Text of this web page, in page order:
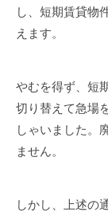
し、短期賃貸物
えます。
やむを得ず、短
切り替えて急場
しゃいました。
ません。
しかし、上述の